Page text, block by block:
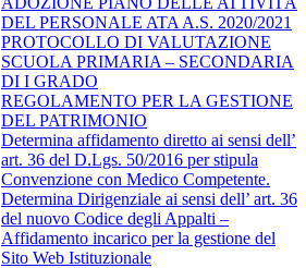
DEL PERSONALE ATA A.S. 2020/2021
PROTOCOLLO DI VALUTAZIONE
SCUOLA PRIMARIA – SECONDARIA
DI I GRADO
REGOLAMENTO PER LA GESTIONE
DEL PATRIMONIO
Determina affidamento diretto ai sensi dell’
art. 36 del D.Lgs. 50/2016 per stipula
Convenzione con Medico Competente.
Determina Dirigenziale ai sensi dell’ art. 36
del nuovo Codice degli Appalti –
Affidamento incarico per la gestione del
Sito Web Istituzionale